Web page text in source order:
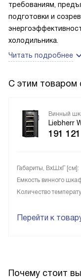
требованиям,
подготовки и
холодильника.
Читать подробнее
С этим товаром
Винный
Liebherr
191 121
Габариты, ВxШxГ [см]:
Емкость винного
Количество
Перейти к
Почему стоит